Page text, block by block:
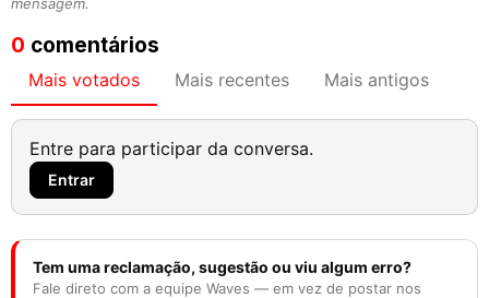
0 comentários
Mais votados Mais recentes Mais antigos
Entre para participar da conversa.
Entrar
Tem uma reclamação, sugestão ou viu algum erro?
Fale direto com a equipe Waves — em vez de postar nos